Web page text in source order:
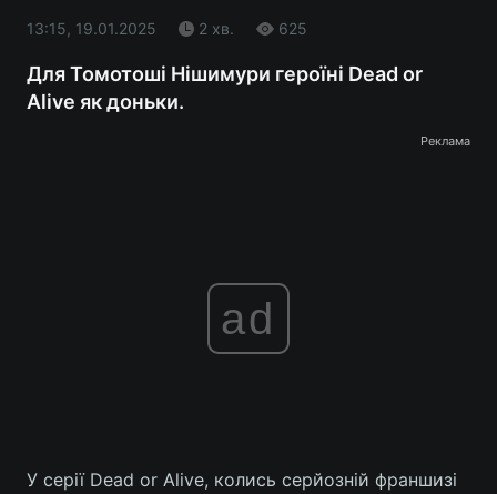
13:15, 19.01.2025 2 хв. 625
Для Томотоші Нішимури героїні Dead or
Alive як доньки.
Реклама
ad
У серії Dead or Alive, колись серйозній франшизі